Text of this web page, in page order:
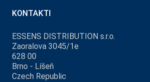
KONTAKTI
ESSENS DISTRIBUTION s.r.o.
Zaoralova 3045/1e
628 00
Brno - Líšeň
Czech Republic